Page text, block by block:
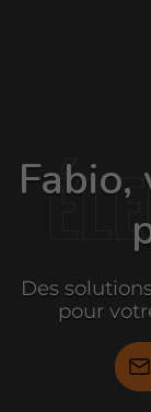
Des
pour